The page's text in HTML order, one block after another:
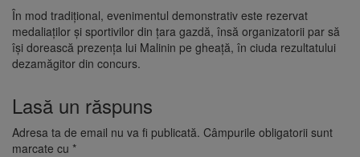
În mod tradițional, evenimentul demonstrativ este rezervat
medaliaților și sportivilor din țara gazdă, însă organizatorii par să
își dorească prezența lui Malinin pe gheață, în ciuda rezultatului
dezamăgitor din concurs.
Lasă un răspuns
Adresa ta de email nu va fi publicată. Câmpurile obligatorii sunt
marcate cu *